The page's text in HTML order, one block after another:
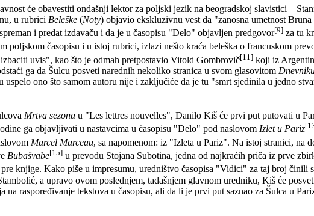
će obavestiti ondašnji lektor za poljski jezik na beogradskoj slavistici –
u rubrici Beleške (Noty) objavio ekskluzivnu vest da "zanosna umetnost
i predat izdavaču i da je u časopisu "Delo" objavljen predgovor[9] za tu
poljskom časopisu i u istoj rubrici, izlazi nešto kraća beleška o francuskom
uvis", kao što je odmah pretpostavio Vitold Gombrovič[11] koji iz
ga da Šulcu posveti narednih nekoliko stranica u svom glasovitom
ono što samom autoru nije i zaključiće da je tu "smrt sjedinila u jedno
Mrtva sezona u "Les lettres nouvelles", Danilo Kiš će prvi put putovati u
ga objavljivati u nastavcima u časopisu "Delo" pod naslovom Izlet u Pariz
Marcel Marceau, sa napomenom: iz "Izleta u Pariz". Na istoj stranici, na
Bubašvabe[15] u prevodu Stojana Subotina, jedna od najkraćih priča iz prve
knjige. Kako piše u impresumu, uredništvo časopisa "Vidici" za taj broj činili
a upravo ovom poslednjem, tadašnjem glavnom uredniku, Kiš će
raspoređivanje tekstova u časopisu, ali da li je prvi put saznao za Šulca u